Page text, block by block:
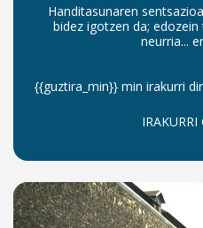
Handitasunaren
bidez igotzen da;
neurria...
{{guztira_min}} min irakurri
IRAKURRI